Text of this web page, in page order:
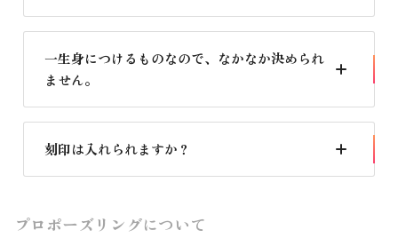
お申し込みより約１ヶ月ほどお時間をいただいておりま
す。お急ぎの場合はお問合せください。
一生身につけるものなので、なかなか決められ
ません。
これまでたくさんの幸せなご夫婦を見届けてきた専任アド
バイザーがフォローします。お気軽にご相談ください。
刻印は入れられますか？
す。
プロポーズリングについて